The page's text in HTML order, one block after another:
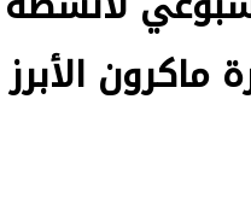
ماكرون الأبرز